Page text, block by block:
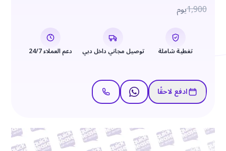
1,900يوم
تغطية شاملة توصيل مجاني داخل دبي دعم العملاء 24/7
ادفع لاحقًا